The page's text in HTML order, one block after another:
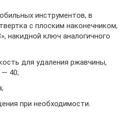
инструментов, в
с плоским наконечником,
накидной ключ аналогичного
для удаления ржавчины,
— 40;
при необходимости.